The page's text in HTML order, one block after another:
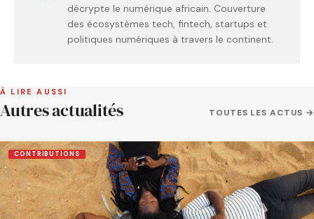
décrypte le numérique africain. Couverture
des écosystèmes tech, fintech, startups et
politiques numériques à travers le continent.
À LIRE AUSSI
Autres actualités TOUTES LES ACTUS →
CONTRIBUTIONS